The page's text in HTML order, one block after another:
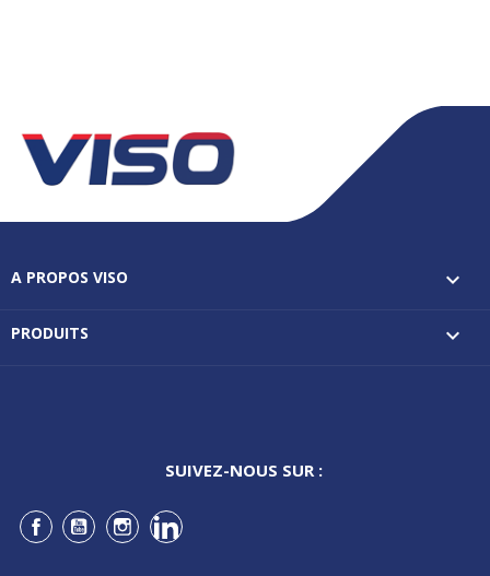
A PROPOS VISO 
PRODUITS 
SUIVEZ-NOUS SUR :
Facebook
YouTubeInstagramLinkedIn